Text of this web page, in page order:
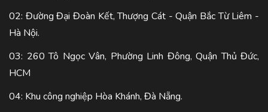
02: Đường Đại Đoàn Kết, Thượng Cát - Quận Bắc Từ Liêm -
Hà Nội.
03: 260 Tô Ngọc Vân, Phường Linh Đông, Quận Thủ Đức,
HCM
04: Khu công nghiệp Hòa Khánh, Đà Nẵng.